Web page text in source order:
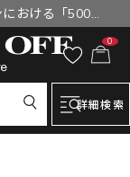
おける「500円
ついて
0
詳細検索